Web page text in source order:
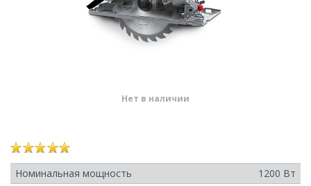
Нет в наличии
Номинальная мощность
1200 Вт